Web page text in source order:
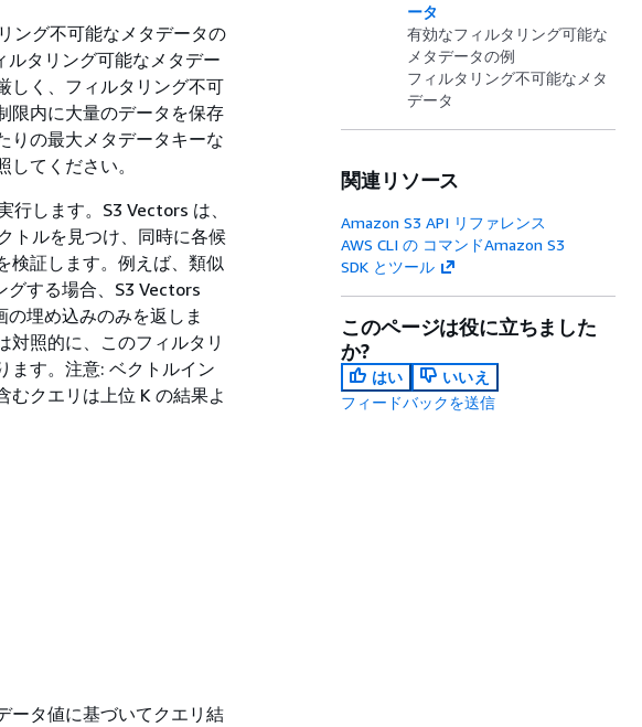
ング不可能なメタデータの
タリング可能なメタデー
しく、フィルタリング不可
限内に大量のデータを保存
りの最大メタデータキーな
してください。
します。S3 Vectors は、
トルを見つけ、同時に各候
検証します。例えば、類似
する場合、S3 Vectors
埋め込みのみを返しま
対照的に、このフィルタリ
ます。注意: ベクトルイン
むクエリは上位 K の結果よ
ータ値に基づいてクエリ結
ータ
有効なフィルタリング可能な
メタデータの例
フィルタリング不可能なメタ
データ
関連リソース
Amazon S3 API リファレンス
AWS CLI の コマンドAmazon S3
SDK とツール
このページは役に立ちました
か?
はい
いいえ
フィードバックを送信